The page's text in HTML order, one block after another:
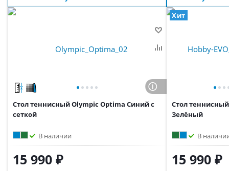
Стол теннисный Olympic Optima Синий с
сеткой
В наличии
15 990 ₽
Хит
Стол теннисный
Зелёный
В
15 990 ₽